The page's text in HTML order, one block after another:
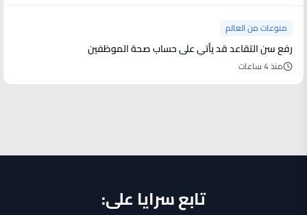
منوعات من العالم
رفع سن التقاعد قد يأتي على حساب صحة الموظفين
منذ 4 ساعات
تابع سرايا على: